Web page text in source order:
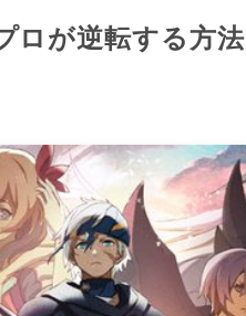
ロが逆転する方法